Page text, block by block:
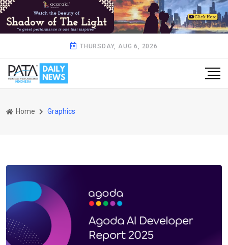
THURSDAY, AUG 6, 2026
Home Graphics